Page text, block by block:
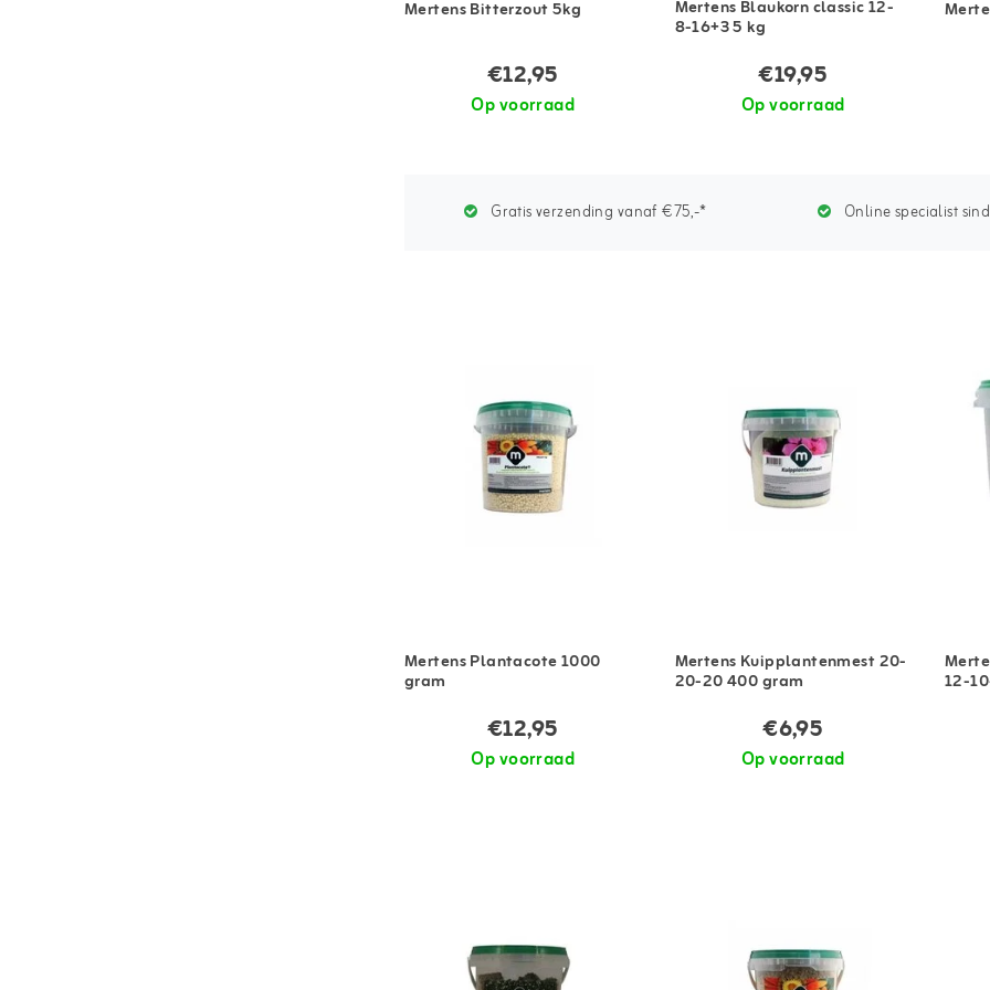
Mertens Bitterzout 5kg
€12,95
Op voorraad
Mertens Blaukorn classic 12-
8-16+3 5 kg
€19,95
Op voorraad
Gratis verzending vanaf €75,-* Online specialist
Mertens Plantacote 1000
gram
€12,95
Op voorraad
Mertens Kuipplantenmest 20-
20-20 400 gram
€6,95
Op voorraad
12-